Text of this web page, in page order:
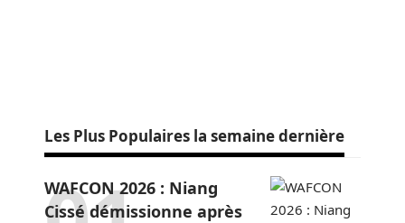
Les Plus Populaires la semaine dernière
WAFCON 2026 : Niang
Cissé démissionne après